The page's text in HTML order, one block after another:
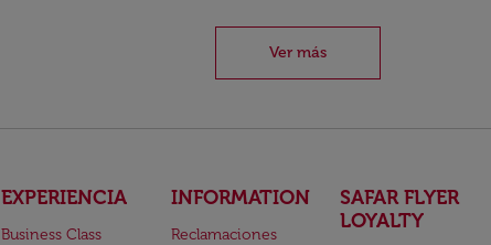
Ver más
EXPERIENCIA
Business Class
INFORMATION
Reclamaciones
SAFAR FLYER
LOYALTY